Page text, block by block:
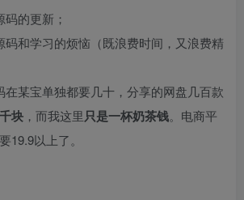
的更新；
码和学习的烦恼（既浪费时间，又浪费精
在某宝单独都要几十，分享的网盘几百款
块 ，而我这里只是一杯奶茶钱。电商平
19.9以上了。